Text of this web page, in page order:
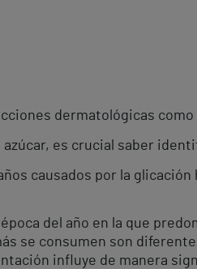
dermatológicas
azúcar, es crucial saber
causados por la glicación
del año en la que
se consumen son
influye de manera